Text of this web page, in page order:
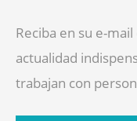
Reciba en su e-
actualidad
trabajan con